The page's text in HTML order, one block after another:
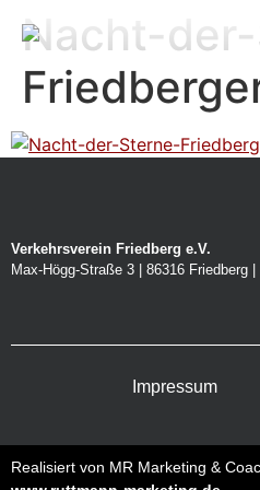
Nacht-
Verkehrsverein Friedberg e.V.
Max-Högg-Straße 3 | 86316 Friedberg
Impressum
Realisiert von MR Marketing &